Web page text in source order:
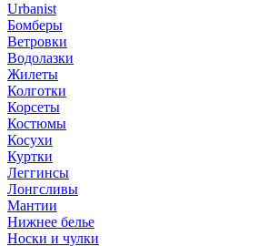
Urbanist
Бомберы
Ветровки
Водолазки
Жилеты
Колготки
Корсеты
Костюмы
Косухи
Куртки
Леггинсы
Лонгсливы
Мантии
Нижнее белье
Носки и чулки